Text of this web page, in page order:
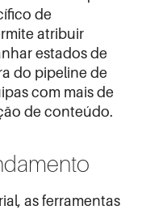
de
atribuir
estados de
do pipeline de
com mais de
de conteúdo.
as ferramentas